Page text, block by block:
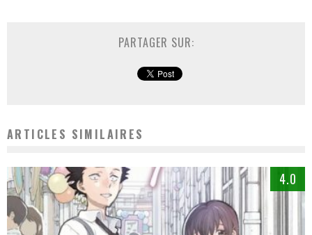
PARTAGER SUR:
ARTICLES SIMILAIRES
4.0